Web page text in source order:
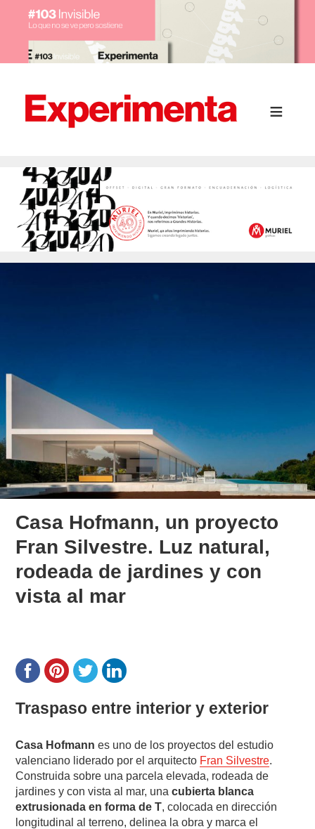
Casa Hofmann, un proyecto
Fran Silvestre. Luz natural,
rodeada de jardines y con
vista al mar
Traspaso entre interior y exterior
Casa Hofmann es uno de los proyectos del estudio
valenciano liderado por el arquitecto Fran Silvestre.
Construida sobre una parcela elevada, rodeada de
jardines y con vista al mar, unacubierta blanca
extrusionada en forma de T, colocada en dirección
longitudinal al terreno, delinea la obra y marca el